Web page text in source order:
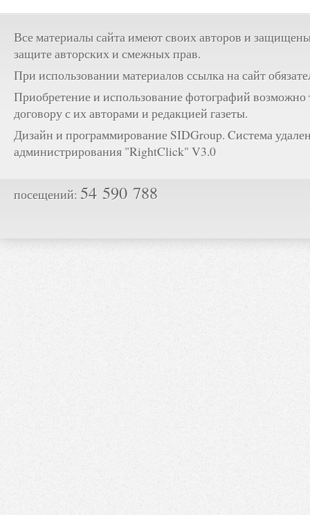
Все материалы сайта имеют своих авторов и
защите авторских и смежных прав.
При использовании материалов ссылка на сайт
Приобретение и использование фотографий возможно
договору с их авторами и редакцией газеты.
Дизайн и программирование SIDGroup. Cистема
администрирования "RightClick" V3.0
посещений: 54 590 788